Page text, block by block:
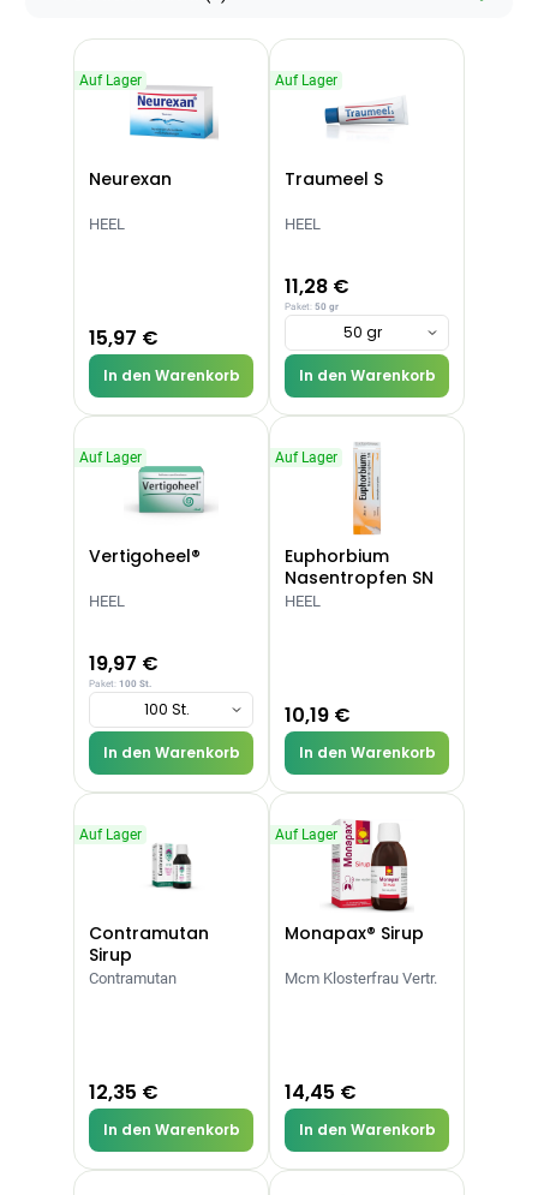
TestzentrumArzneimittel
&
Gesundheit
Hygiene &
Baby &
Familie
Products
14,92 €
-9%
ARZNEIMITTEL & GESUNDHEIT
Durex Play Feel
Gleitgel
Auf Lager
Neurexan
HEEL
15,97 €
In den Warenkorb
Auf Lager
Traumeel S
HEEL
11,28 €
Paket: 50 gr
50 gr
In den Warenkorb
Auf Lager
Vertigoheel®
HEEL
19,97 €
Paket: 100 St.
100 St.
In den Warenkorb
Auf Lager
Euphorbium
Nasentropfen SN
HEEL
10,19 €
In den Warenkorb
Auf Lager
Contramutan
Sirup
Contramutan
12,35 €
In den Warenkorb
Auf Lager
Monapax® Sirup
Mcm Klosterfrau Vertr.
14,45 €
In den Warenkorb